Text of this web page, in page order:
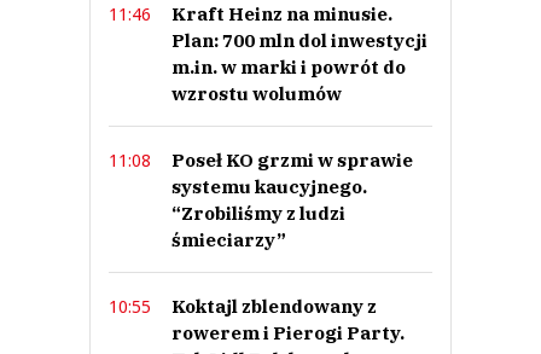
11:46
Kraft Heinz na minusie.
Plan: 700 mln dol inwestycji
m.in. w marki i powrót do
wzrostu wolumów
11:08
Poseł KO grzmi w sprawie
systemu kaucyjnego.
“Zrobiliśmy z ludzi
śmieciarzy”
10:55
Koktajl zblendowany z
rowerem i Pierogi Party.